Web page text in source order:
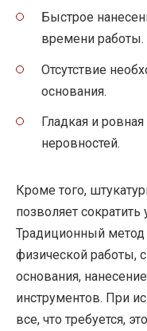
Быстрое
времени работы.
Отсутствие
основания.
Гладкая и
неровностей.
Кроме того,
позволяет
Традиционный метод
физической работы,
основания,
инструментов. При
все, что требуется,